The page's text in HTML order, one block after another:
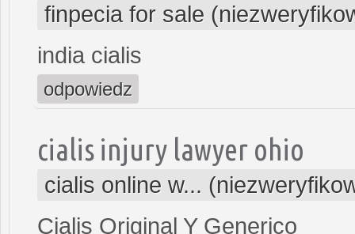
finpecia for sale
india cialis
odpowiedz
cialis injury lawyer ohio
cialis online w...
Cialis Original Y Generico